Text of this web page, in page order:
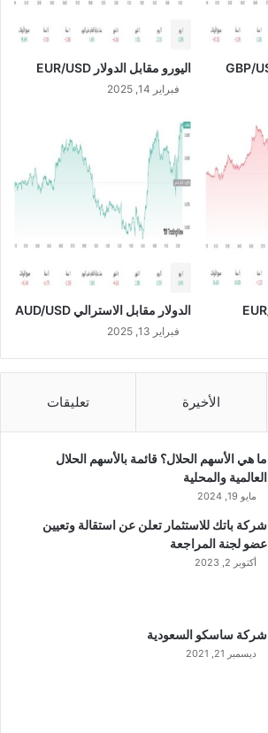
اليورو مقابل الدولار EUR/USD
فبراير 14, 2025
الدولار مقابل الاسترالي AUD/USD
فبراير 13, 2025
الأخيرة تعليقات
ما هي الأسهم الحلال؟ قائمة بالأسهم الحلال
العالمية والمحلية
مايو 19, 2024
شركة باتك للاستثمار تعلن عن استقالة وتعيين
عضو لجنة المراجعة
أكتوبر 2, 2023
شركة ساسكو السعودية
ديسمبر 21, 2021